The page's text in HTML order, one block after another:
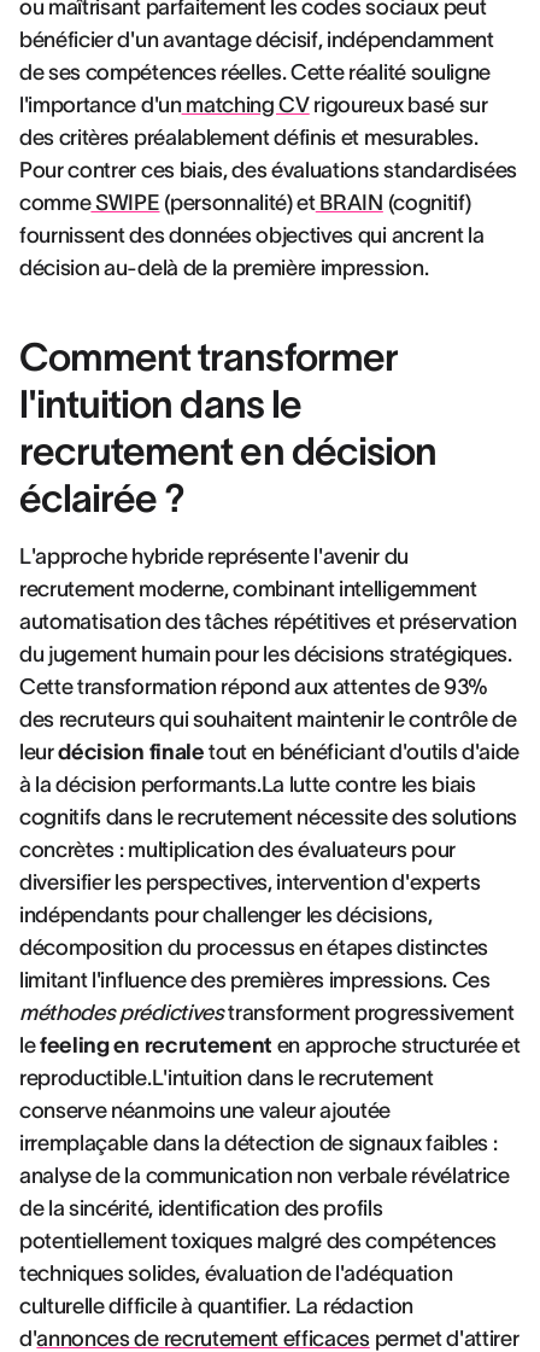
ou maîtrisant parfaitement les codes sociaux peut
bénéficier d'un avantage décisif, indépendamment
de ses compétences réelles. Cette réalité souligne
l'importance d'unmatching CVrigoureux basé sur
des critères préalablement définis et mesurables.
Pour contrer ces biais, des évaluations standardisées
commeSWIPE (personnalité) etBRAIN (cognitif)
fournissent des données objectives qui ancrent la
décision au-delà de la première impression.
Comment transformer
l'intuition dans le
recrutement en décision
éclairée ?
L'approche hybride représente l'avenir du
recrutement moderne, combinant intelligemment
automatisation des tâches répétitives et préservation
du jugement humain pour les décisions stratégiques.
Cette transformation répond aux attentes de 93%
des recruteurs qui souhaitent maintenir le contrôle de
leurdécision finale tout en bénéficiant d'outils d'aide
à la décision performants.La lutte contre les biais
cognitifs dans le recrutement nécessite des solutions
concrètes : multiplication des évaluateurs pour
diversifier les perspectives, intervention d'experts
indépendants pour challenger les décisions,
décomposition du processus en étapes distinctes
limitant l'influence des premières impressions. Ces
méthodes prédictivestransforment progressivement
lefeeling en recrutement en approche structurée et
reproductible.L'intuition dans le recrutement
conserve néanmoins une valeur ajoutée
irremplaçable dans la détection de signaux faibles :
analyse de la communication non verbale révélatrice
de la sincérité, identification des profils
potentiellement toxiques malgré des compétences
techniques solides, évaluation de l'adéquation
culturelle difficile à quantifier. La rédaction
d'annonces de recrutement efficacespermet d'attirer